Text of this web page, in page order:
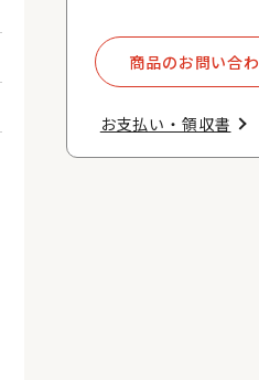
商品のお問い合
お支払い・領収書​